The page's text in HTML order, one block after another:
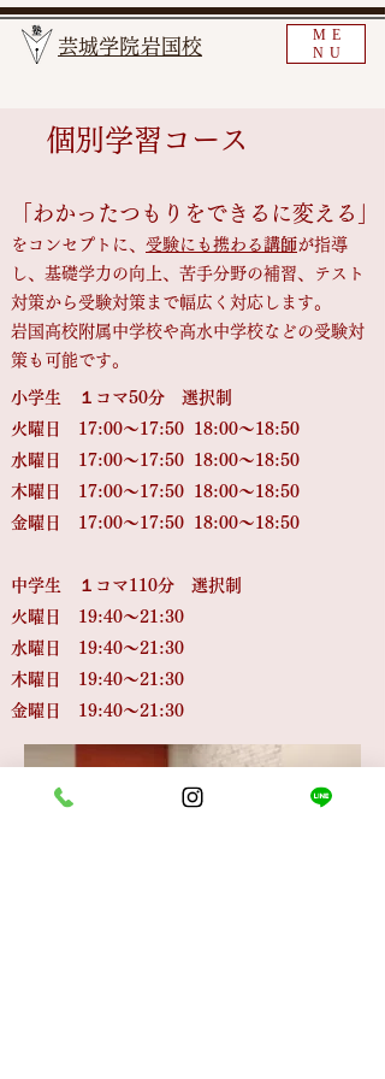
ME
NU
​芸城学院岩国校
​​ 個別学習コース
「わかったつもりをできるに変える」
をコンセプトに、 受験にも携わる講師が指導
し、 基礎学力の向上、苦手分野の補習、テスト
対策から受験対策まで幅広く対応します。
​岩国高校附属中学校や高水中学校などの受験対
策も可能です。
​小学生 １コマ50分 選択制
火曜日 17:00～17:50 18:00～18:50
水曜日 17:00～17:50 18:00～18:50
木曜日 17:00～17:50 18:00～18:50
金曜日 17:00～17:50 18:00～18:50
中学生 １コマ110分 選択制
火曜日 19:40～21:30
水曜日 19:40～21:30
木曜日 19:40～21:30
​金曜日 19:40～21:30